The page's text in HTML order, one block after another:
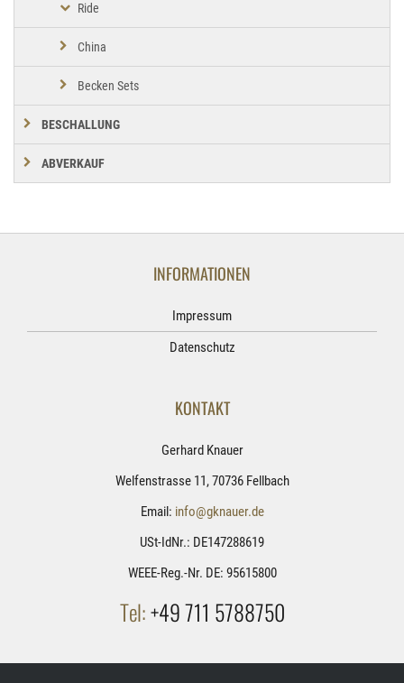
Ride
China
Becken Sets
BESCHALLUNG
ABVERKAUF
INFORMATIONEN
Impressum
Datenschutz
KONTAKT
Gerhard Knauer
Welfenstrasse 11, 70736 Fellbach
Email: info@gknauer.de
USt-IdNr.: DE147288619
WEEE-Reg.-Nr. DE: 95615800
Tel:+49 711 5788750